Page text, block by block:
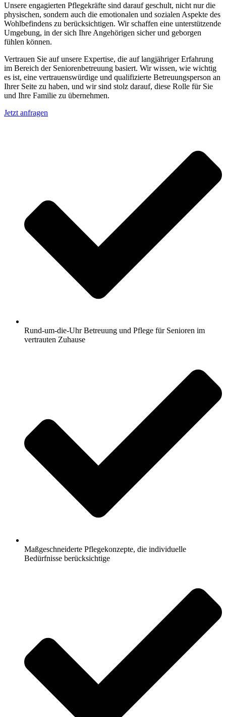
Unsere engagierten Pflegekräfte sind darauf geschult, nicht nur die
physischen, sondern auch die emotionalen und sozialen Aspekte des
Wohlbefindens zu berücksichtigen. Wir schaffen eine unterstützende
Umgebung, in der sich Ihre Angehörigen sicher und geborgen
fühlen können.
Vertrauen Sie auf unsere Expertise, die auf langjähriger Erfahrung
im Bereich der Seniorenbetreuung basiert. Wir wissen, wie wichtig
es ist, eine vertrauenswürdige und qualifizierte Betreuungsperson an
Ihrer Seite zu haben, und wir sind stolz darauf, diese Rolle für Sie
und Ihre Familie zu übernehmen.
Jetzt anfragen
Rund-um-die-Uhr Betreuung und Pflege für Senioren im
vertrauten Zuhause
Maßgeschneiderte Pflegekonzepte, die individuelle
Bedürfnisse berücksichtige